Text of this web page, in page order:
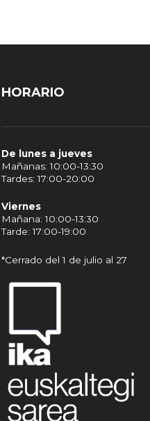
HORARIO
De lunes a jueves
Mañanas: 10:00-13:30
Tardes: 17:00-20:00
Viernes
Mañana: 10:00-13:30
Tarde: 17:00-19:00
*Cerrado del 1 de julio al 27